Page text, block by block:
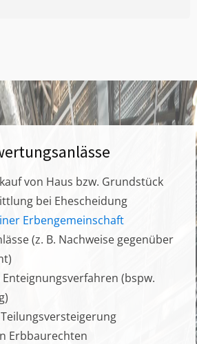
von Haus bzw. Grundstück
bei Ehescheidung
Erbengemeinschaft
(z. B. Nachweise gegenüber
(bspw.
Erbbaurechten